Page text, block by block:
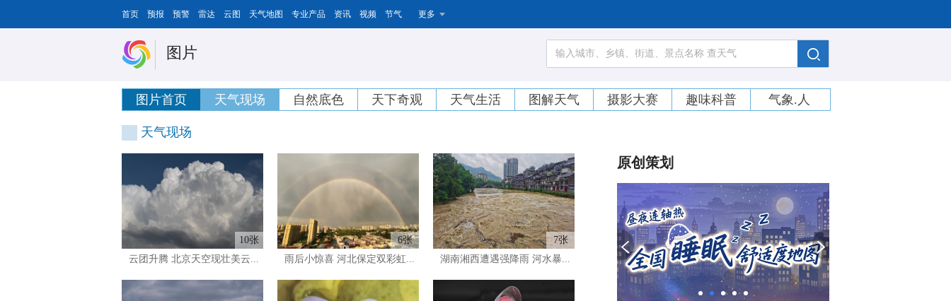
首页 预报 预警 雷达 云图 天气地图 专业产品 资讯 视频 节气 更多
图片
图片首页 天气现场 自然底色 天下奇观 天气生活 图解天气 摄影大赛 趣味科普 气象.人
天气现场
10张
云团升腾 北京天空现壮美云...
6张
雨后小惊喜 河北保定双彩虹...
7张
湖南湘西遭遇强降雨 河水暴...
原创策划